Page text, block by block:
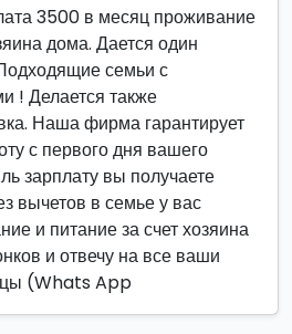
3500 в месяц проживание
дома. Дается один
семьи с
! Делается также
Наша фирма гарантирует
с первого дня вашего
зарплату вы получаете
вычетов в семье у вас
и питание за счет хозяина
и отвечу на все ваши
(Whats App